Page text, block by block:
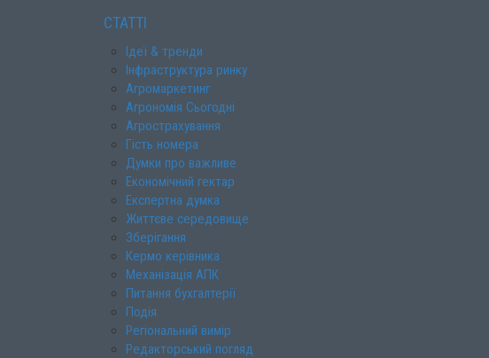
СТАТТІ
Ідеї & тренди
Інфраструктура ринку
Агромаркетинг
Агрономія Сьогодні
Агрострахування
Гість номера
Думки про важливе
Економічний гектар
Експертна думка
Життєве середовище
Зберігання
Кермо керівника
Механізація АПК
Питання бухгалтерії
Подія
Регіональний вимір
Редакторський погляд